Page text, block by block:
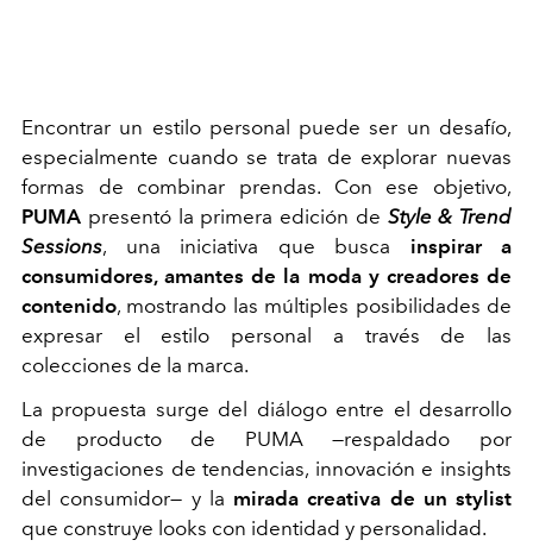
Encontrar un estilo personal puede ser un desafío,
especialmente cuando se trata de explorar nuevas
formas de combinar prendas. Con ese objetivo,
PUMA presentó la primera edición de Style & Trend
Sessions, una iniciativa que busca inspirar a
consumidores, amantes de la moda y creadores de
contenido, mostrando las múltiples posibilidades de
expresar el estilo personal a través de las
colecciones de la marca.
La propuesta surge del diálogo entre el desarrollo
de producto de PUMA —respaldado por
investigaciones de tendencias, innovación e insights
del consumidor— y la mirada creativa de un stylist
que construye looks con identidad y personalidad.